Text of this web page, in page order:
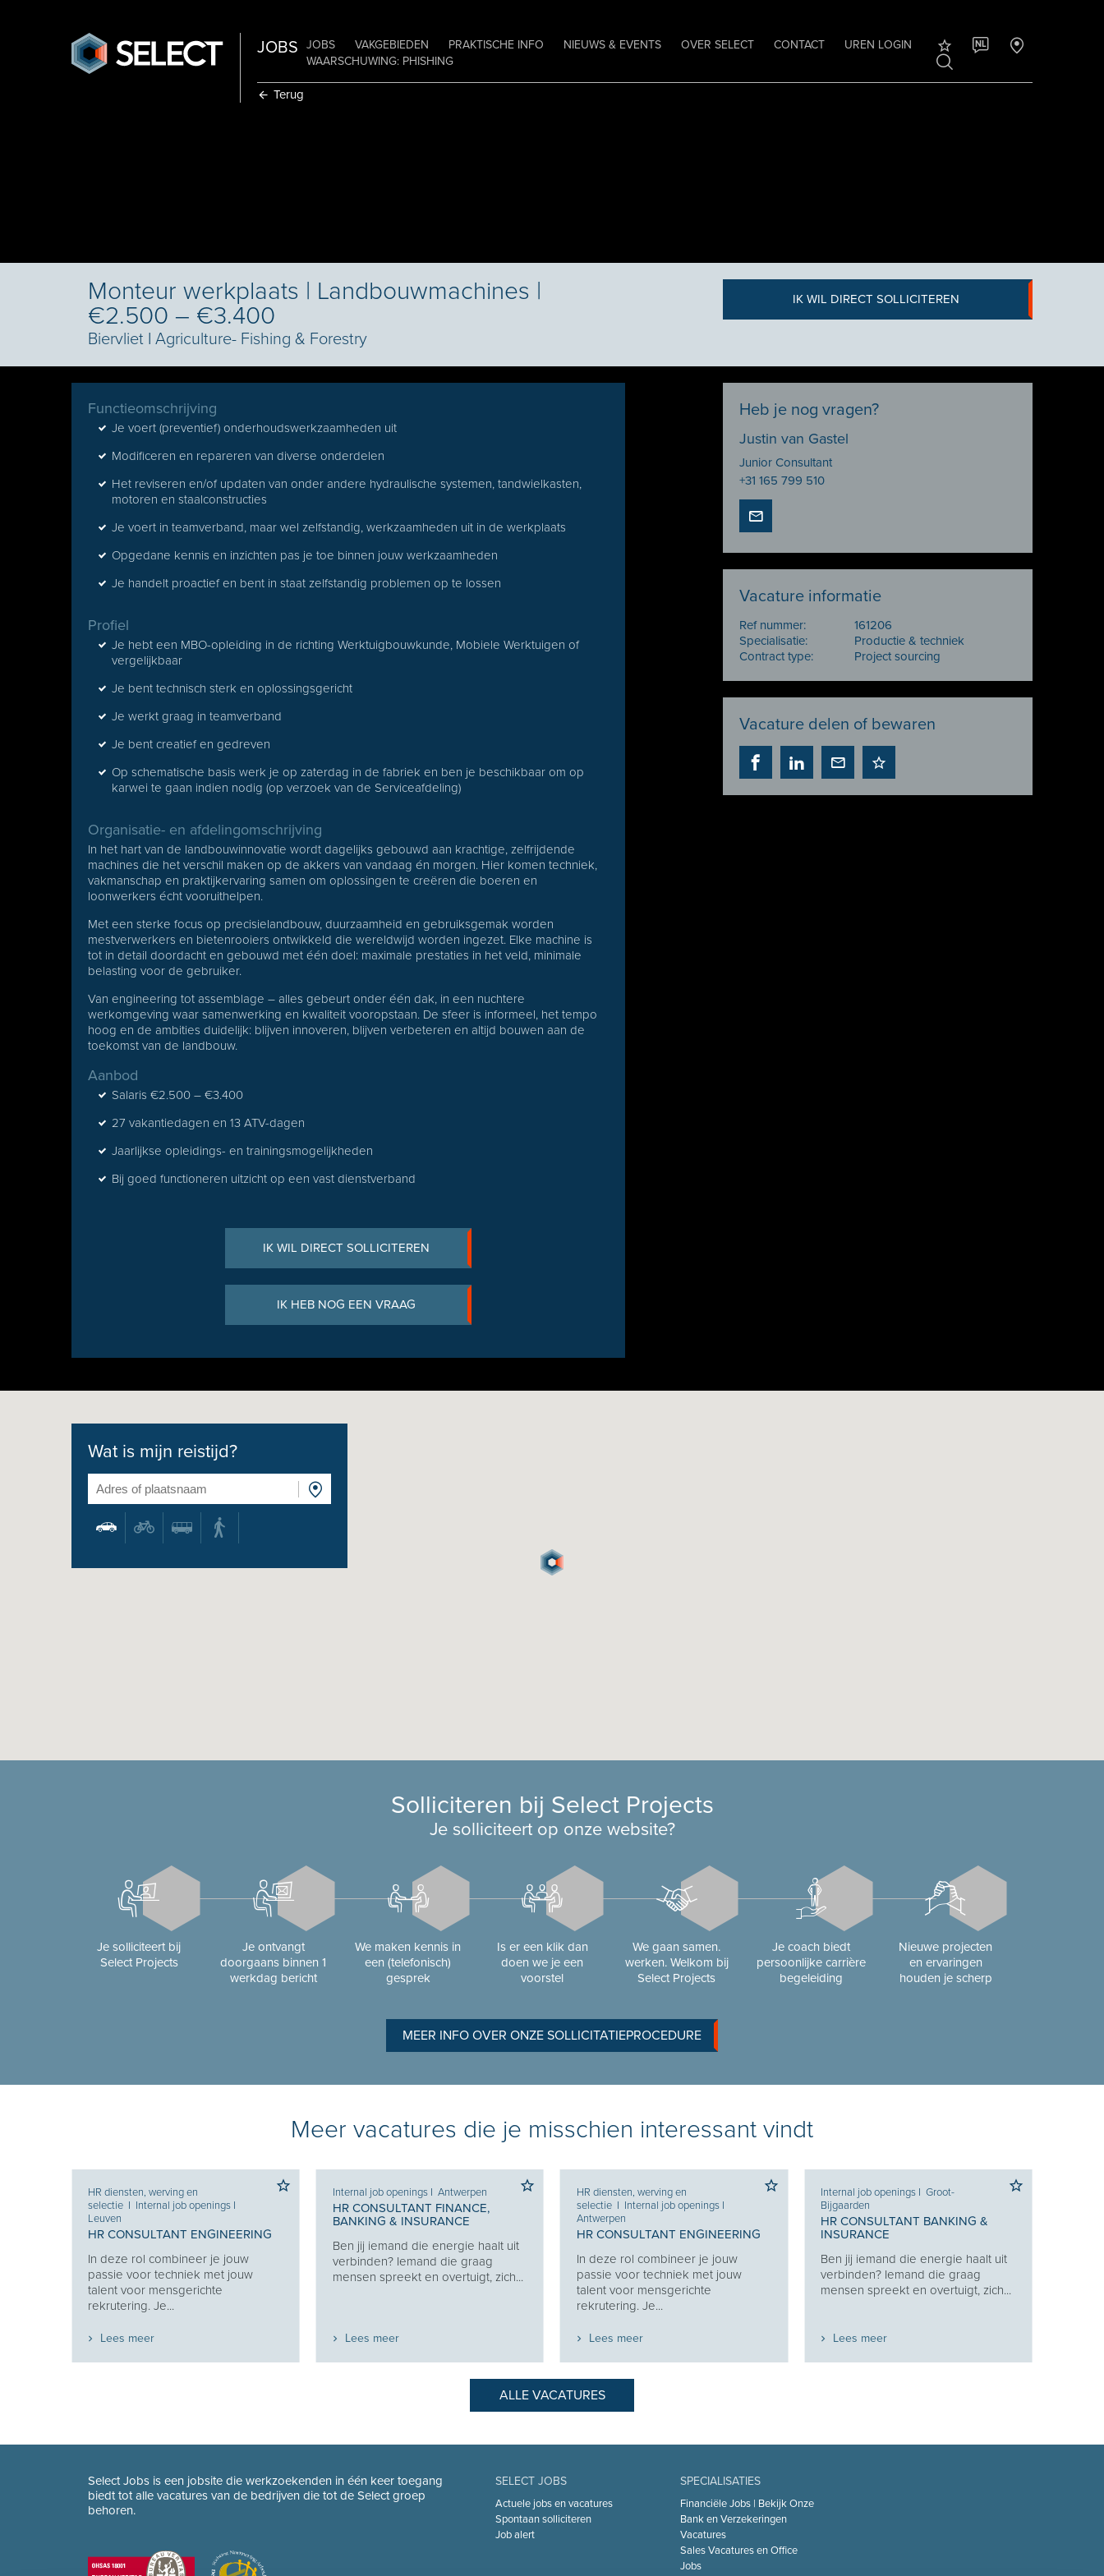
JOBS JOBS VAKGEBIEDEN PRAKTISCHE INFO NIEUWS & EVENTS OVER SELECT CONTACT
UREN LOGIN
WAARSCHUWING: PHISHING
NL
Terug
Monteur werkplaats | Landbouwmachines |
€2.500 – €3.400
Biervliet I Agriculture- Fishing & Forestry
IK WIL DIRECT SOLLICITEREN
Functieomschrijving
Je voert (preventief) onderhoudswerkzaamheden uit
Modificeren en repareren van diverse onderdelen
Het reviseren en/of updaten van onder andere hydraulische systemen, tandwielkasten,
motoren en staalconstructies
Je voert in teamverband, maar wel zelfstandig, werkzaamheden uit in de werkplaats
Opgedane kennis en inzichten pas je toe binnen jouw werkzaamheden
Je handelt proactief en bent in staat zelfstandig problemen op te lossen
Profiel
Je hebt een MBO-opleiding in de richting Werktuigbouwkunde, Mobiele Werktuigen of
vergelijkbaar
Je bent technisch sterk en oplossingsgericht
Je werkt graag in teamverband
Je bent creatief en gedreven
Op schematische basis werk je op zaterdag in de fabriek en ben je beschikbaar om op
karwei te gaan indien nodig (op verzoek van de Serviceafdeling)
Organisatie- en afdelingomschrijving
In het hart van de landbouwinnovatie wordt dagelijks gebouwd aan krachtige, zelfrijdende
machines die het verschil maken op de akkers van vandaag én morgen. Hier komen techniek,
vakmanschap en praktijkervaring samen om oplossingen te creëren die boeren en
loonwerkers écht vooruithelpen.
Met een sterke focus op precisielandbouw, duurzaamheid en gebruiksgemak worden
mestverwerkers en bietenrooiers ontwikkeld die wereldwijd worden ingezet. Elke machine is
tot in detail doordacht en gebouwd met één doel: maximale prestaties in het veld, minimale
belasting voor de gebruiker.
Van engineering tot assemblage – alles gebeurt onder één dak, in een nuchtere
werkomgeving waar samenwerking en kwaliteit vooropstaan. De sfeer is informeel, het tempo
hoog en de ambities duidelijk: blijven innoveren, blijven verbeteren en altijd bouwen aan de
toekomst van de landbouw.
Aanbod
Salaris €2.500 – €3.400
27 vakantiedagen en 13 ATV-dagen
Jaarlijkse opleidings- en trainingsmogelijkheden
Bij goed functioneren uitzicht op een vast dienstverband
IK WIL DIRECT SOLLICITEREN
IK HEB NOG EEN VRAAG
Heb je nog vragen?
Justin van Gastel
Junior Consultant
+31 165 799 510
Vacature informatie
Ref nummer:
161206
Specialisatie:
Productie & techniek
Contract type:
Project sourcing
Vacature delen of bewaren
Wat is mijn reistijd?
Solliciteren bij Select Projects
Je solliciteert op onze website?
Je solliciteert bij
Select Projects
Je ontvangt
doorgaans binnen 1
werkdag bericht
We maken kennis in
een (telefonisch)
gesprek
Is er een klik dan
doen we je een
voorstel
We gaan samen.
werken. Welkom bij
Select Projects
Je coach biedt
persoonlijke carrière
begeleiding
Nieuwe projecten
en ervaringen
houden je scherp
MEER INFO OVER ONZE SOLLICITATIEPROCEDURE
Meer vacatures die je misschien interessant vindt
HR diensten, werving en
selectie I Internal job openings I
Leuven
HR CONSULTANT ENGINEERING
In deze rol combineer je jouw
passie voor techniek met jouw
talent voor mensgerichte
rekrutering. Je...
Lees meer
Internal job openings I Antwerpen
HR CONSULTANT FINANCE,
BANKING & INSURANCE
Ben jij iemand die energie haalt uit
verbinden? Iemand die graag
mensen spreekt en overtuigt, zich...
Lees meer
HR diensten, werving en
selectie I Internal job openings I
Antwerpen
HR CONSULTANT ENGINEERING
In deze rol combineer je jouw
passie voor techniek met jouw
talent voor mensgerichte
rekrutering. Je...
Lees meer
Internal job openings I Groot-
Bijgaarden
HR CONSULTANT BANKING &
INSURANCE
Ben jij iemand die energie haalt uit
verbinden? Iemand die graag
mensen spreekt en overtuigt, zich...
Lees meer
ALLE VACATURES
Select Jobs is een jobsite die werkzoekenden in één keer toegang
biedt tot alle vacatures van de bedrijven die tot de Select groep
behoren.
SELECT JOBS
Actuele jobs en vacatures
Spontaan solliciteren
Job alert
SPECIALISATIES
Financiële Jobs | Bekijk Onze
Bank en Verzekeringen
Vacatures
Sales Vacatures en Office
Jobs